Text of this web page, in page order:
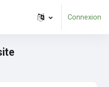
Connexion